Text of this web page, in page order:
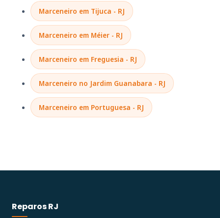
Marceneiro em Tijuca - RJ
Marceneiro em Méier - RJ
Marceneiro em Freguesia - RJ
Marceneiro no Jardim Guanabara - RJ
Marceneiro em Portuguesa - RJ
Reparos RJ